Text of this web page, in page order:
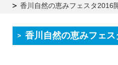
香川自然の恵みフェスタ2016
香川自然の恵みフェ